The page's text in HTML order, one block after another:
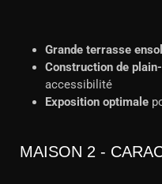
Grande terrasse
Construction de
accessibilité
Exposition optimale
MAISON 2 -